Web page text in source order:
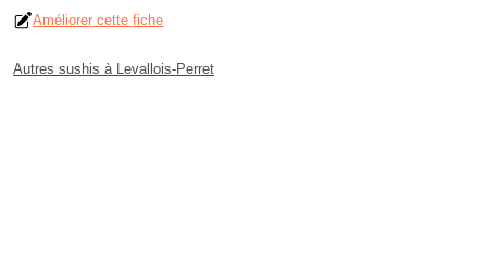
Améliorer cette fiche
Autres sushis à Levallois-Perret